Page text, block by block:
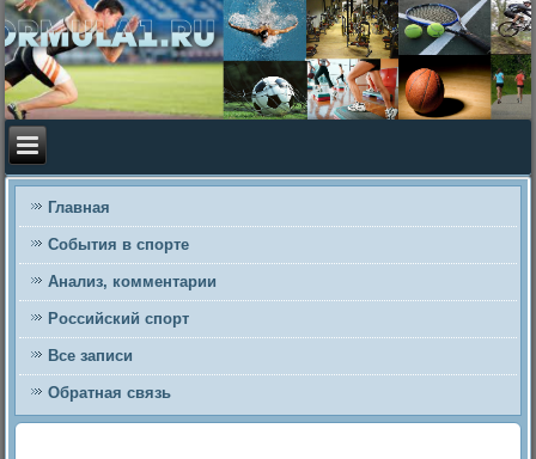
Главная
События в спорте
Анализ, комментарии
Российский спорт
Все записи
Обратная связь